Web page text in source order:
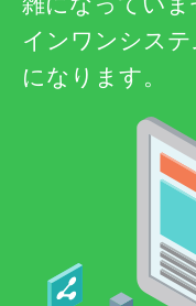
インワンシス
になります。